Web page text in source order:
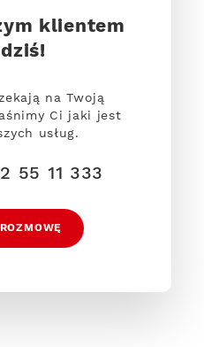
klientem
na Twoją
Ci jaki jest
usług.
55 11 333